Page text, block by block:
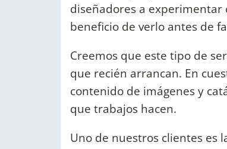
diseñadores a
beneficio de verlo antes de
Creemos que este tipo de
que recién arrancan. En
contenido de imágenes y
que trabajos hacen.
Uno de nuestros clientes es